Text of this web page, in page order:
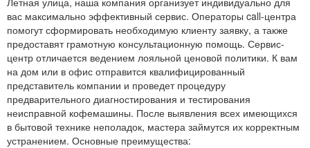
вас максимально эффективный сервис. Операторы call-центра
помогут сформировать необходимую клиенту заявку, а также
предоставят грамотную консультационную помощь. Сервис-
центр отличается ведением лояльной ценовой политики. К вам
на дом или в офис отправится квалифицированный
представитель компании и проведет процедуру
предварительного диагностирования и тестирования
неисправной кофемашины. После выявления всех имеющихся
в бытовой технике неполадок, мастера займутся их корректным
устранением. Основные преимущества: